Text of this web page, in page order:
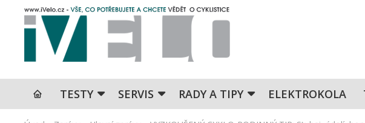
TESTY SERVIS RADY A TIPY ELEKTROKOLA